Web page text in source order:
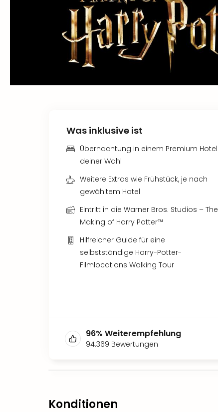
Was inklusive ist
Übernachtung in einem Premium Hotel
deiner Wahl
Weitere Extras wie Frühstück, je nach
gewähltem Hotel
Eintritt in die Warner Bros. Studios – The
Making of Harry Potter™
Hilfreicher Guide für eine
selbstständige Harry-Potter-
Filmlocations Walking Tour
96% Weiterempfehlung
94.369 Bewertungen
Konditionen